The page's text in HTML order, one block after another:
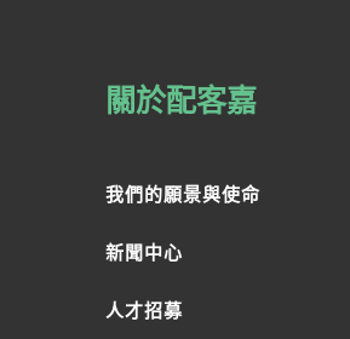
關於配客嘉
我們的願景與使命
新聞中心
人才招募